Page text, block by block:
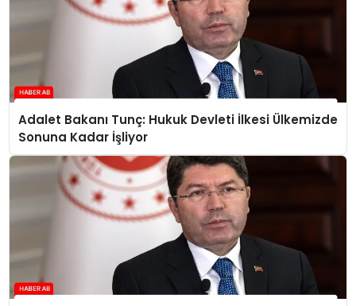
Adalet Bakanı Tunç: Hukuk Devleti İlkesi Ülkemizde
Sonuna Kadar İşliyor